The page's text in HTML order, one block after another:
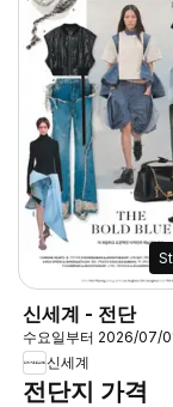
신세계 - 전단
수요일부터 2026/07/
신세계
전단지 가격